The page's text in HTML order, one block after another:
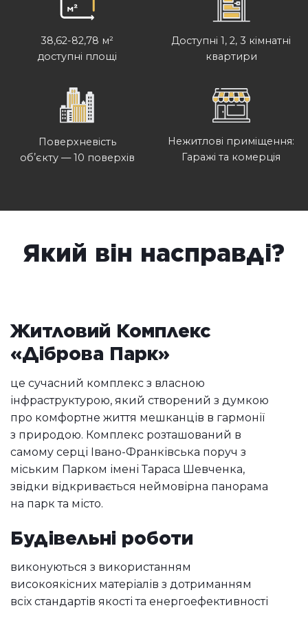
38,62-82,78 м²
доступні площі
Доступні 1, 2, 3 кімнатні
квартири
Поверхневість
обʼєкту — 10 поверхів
Нежитлові приміщення:
Гаражі та комерція
Який він насправді?
Житловий Комплекс
«Діброва Парк»
це сучасний комплекс з власною
інфраструктурою, який створений з думкою
про комфортне життя мешканців в гармонії
з природою. Комплекс розташований в
самому серці Івано-Франківська поруч з
міським Парком імені Тараса Шевченка,
звідки відкривається неймовірна панорама
на парк та місто.
Будівельні роботи
виконуються з використанням
високоякісних матеріалів з дотриманням
всіх стандартів якості та енергоефективності